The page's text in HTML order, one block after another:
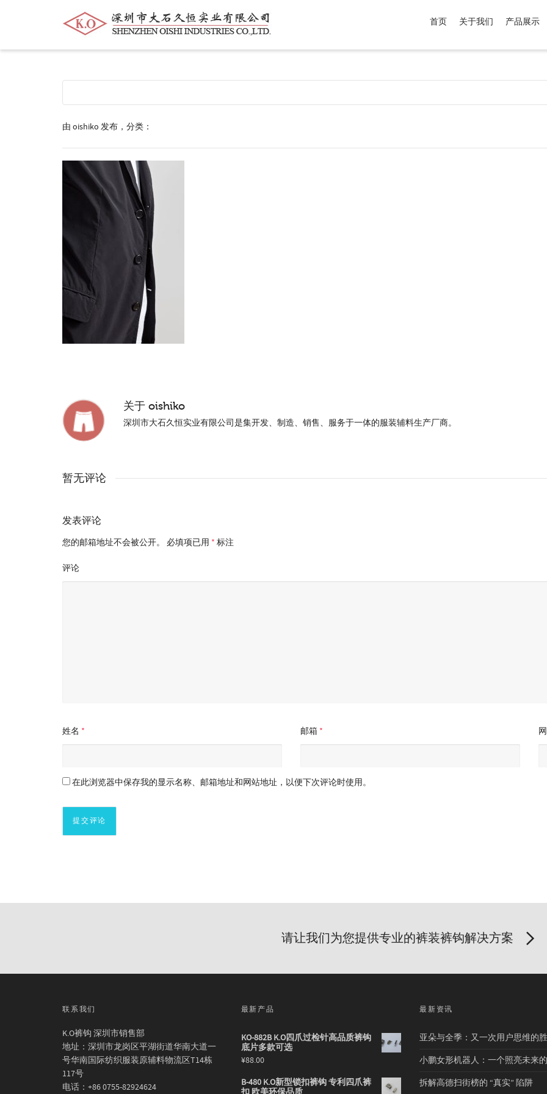
帮我查找新的衬衫尺码中号价格介于 商品，品牌为 默认品牌 .
首页 关于我们 产品展示
由 oishiko 发布，分类：
关于 oishiko
深圳市大石久恒实业有限公司是集开发、制造、销售、服务于一体的服装辅料生产厂商。
暂无评论
发表评论
您的邮箱地址不会被公开。
必填项已用 * 标注
评论
姓名 * 邮箱 *
在此浏览器中保存我的显示名称、邮箱地址和网站地址，以便下次评论时使用。
请让我们为您提供专业的裤装裤钩解决方案
联系我们
K.O裤钩 深圳市销售部
地址：深圳市龙岗区平湖街道华南大道一
号华南国际纺织服装原辅料物流区T14栋
117号
电话：+86 0755-82924624
最新产品
KO-882B K.O四爪过检针高品质裤钩
底片多款可选
¥88.00
B-480 K.O新型锁扣裤钩 专利四爪裤
最新资讯
亚朵与全季：又一次用户思维的
小鹏女形机器人：一个照亮未来
拆解高德扫街榜的 “真实” 陷阱